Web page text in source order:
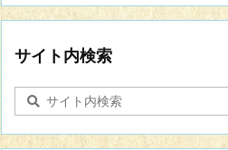
分
に
関
す
記
事
サイト内検索